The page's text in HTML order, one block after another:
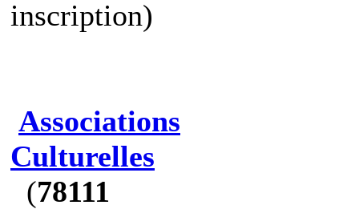
inscription)
Associations
Culturelles
(78111